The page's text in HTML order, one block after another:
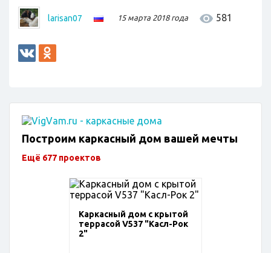
larisan07 15 марта 2018 года 581
Построим каркасный дом вашей мечты
Ещё 677 проектов
Каркасный дом с крытой
террасой V537 "Касл-Рок
2"